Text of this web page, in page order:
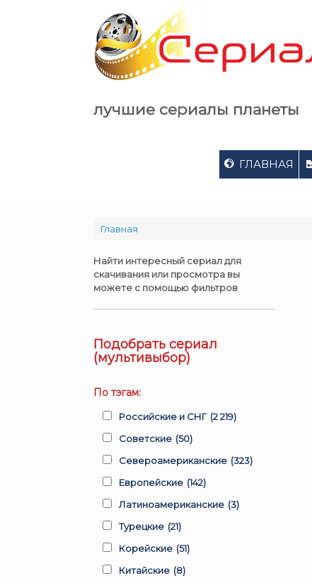
лучшие сериалы планеты
ГЛАВНАЯ
Главная
Найти интересный сериал для
скачивания или просмотра вы
можете с помощью фильтров
Подобрать сериал
(мультивыбор)
По тэгам:
Российские и СНГ (2 219)
Советские (50)
Североамериканские (323)
Европейские (142)
Латиноамериканские (3)
Турецкие (21)
Корейские (51)
Китайские (8)